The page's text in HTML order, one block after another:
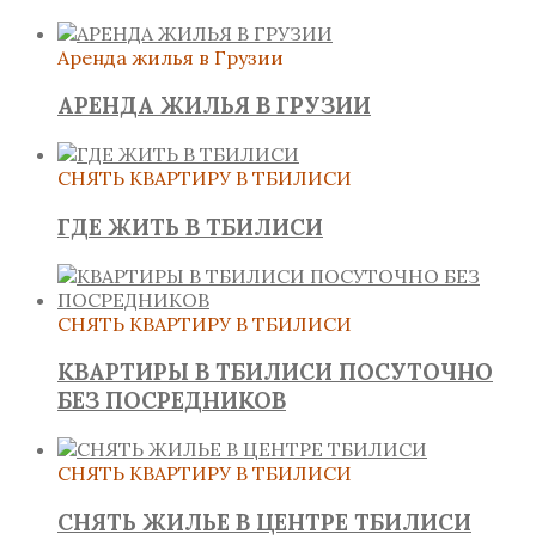
Аренда жилья в Грузии
АРЕНДА ЖИЛЬЯ В ГРУЗИИ
СНЯТЬ КВАРТИРУ В ТБИЛИСИ
ГДЕ ЖИТЬ В ТБИЛИСИ
СНЯТЬ КВАРТИРУ В ТБИЛИСИ
КВАРТИРЫ В ТБИЛИСИ ПОСУТОЧНО
БЕЗ ПОСРЕДНИКОВ
СНЯТЬ КВАРТИРУ В ТБИЛИСИ
СНЯТЬ ЖИЛЬЕ В ЦЕНТРЕ ТБИЛИСИ